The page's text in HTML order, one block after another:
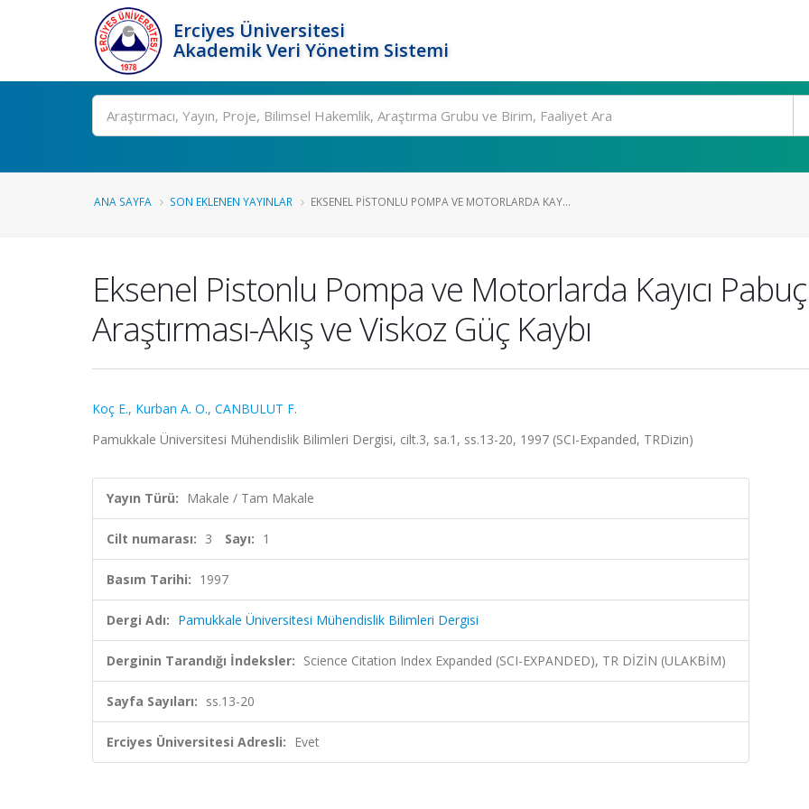
Erciyes Üniversitesi
Akademik Veri Yönetim Sistemi
Ara
ANA SAYFA SON EKLENEN YAYINLAR EKSENEL PISTONLU POMPA VE MOTORLARDA KAY...
Eksenel Pistonlu Pompa ve Motorlarda Kayıcı
Araştırması-Akış ve Viskoz Güç Kaybı
Koç E., Kurban A. O., CANBULUT F.
Pamukkale Üniversitesi Mühendislik Bilimleri Dergisi, cilt.3, sa.1, ss.13-20, 1997 (SCI-Expanded, TRDizin)
Yayın Türü: Makale / Tam Makale
Cilt numarası: 3 Sayı: 1
Basım Tarihi: 1997
Dergi Adı: Pamukkale Üniversitesi Mühendislik Bilimleri Dergisi
Derginin Tarandığı İndeksler: Science Citation Index Expanded (SCI-EXPANDED), TR DİZİN (ULAKBİM)
Sayfa Sayıları: ss.13-20
Erciyes Üniversitesi Adresli: Evet